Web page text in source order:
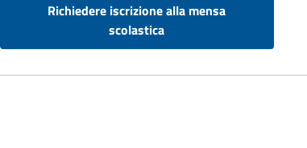
Richiedere iscrizione alla mensa
scolastica